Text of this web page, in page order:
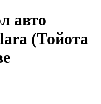
авто
(Тойота